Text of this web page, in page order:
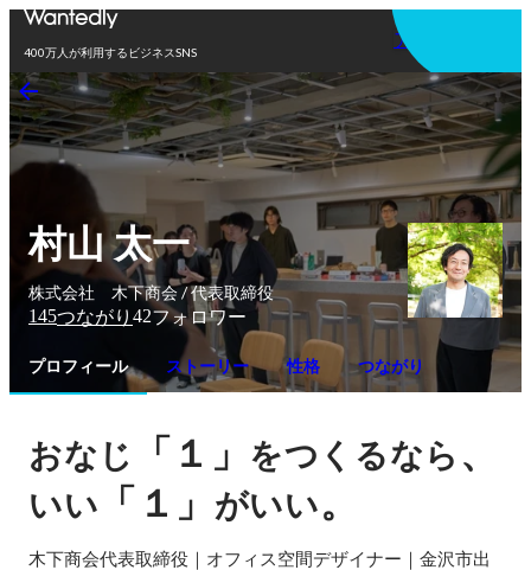
400万人が利用するビジネスSNS
アプリを使う
村山 太一
株式会社 木下商会 / 代表取締役
145つながり 42フォロワー
プロフィール ストーリー 性格 つながり
おなじ 「１」 をつくるなら 、
いい 「１」 がいい。
木下商会代表取締役｜オフィス空間デザイナー｜金沢市出